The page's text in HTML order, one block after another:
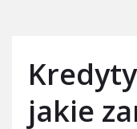
jakie